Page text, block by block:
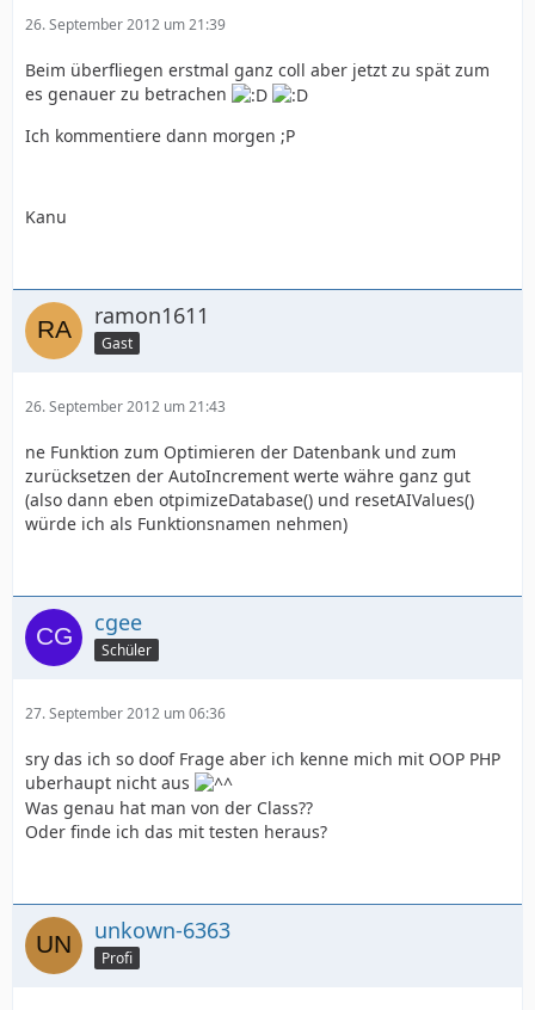
26. September 2012 um 21:39
Beim überfliegen erstmal ganz coll aber jetzt zu spät zum
es genauer zu betrachen
Ich kommentiere dann morgen ;P
Kanu
ramon1611
Gast
26. September 2012 um 21:43
ne Funktion zum Optimieren der Datenbank und zum
zurücksetzen der AutoIncrement werte währe ganz gut
(also dann eben otpimizeDatabase() und resetAIValues()
würde ich als Funktionsnamen nehmen)
cgee
Schüler
27. September 2012 um 06:36
sry das ich so doof Frage aber ich kenne mich mit OOP PHP
uberhaupt nicht aus
Was genau hat man von der Class??
Oder finde ich das mit testen heraus?
unkown-6363
Profi